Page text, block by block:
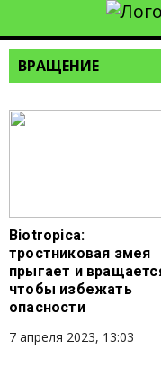
ВРАЩЕНИЕ
Biotropica:
тростниковая змея
прыгает и
чтобы избежать
опасности
7 апреля 2023, 13:03